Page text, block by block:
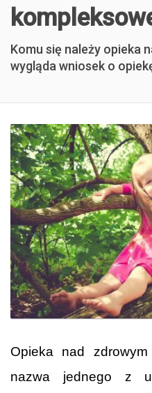
Komu się należy opieka
wygląda wniosek o
Opieka nad
nazwa jednego z